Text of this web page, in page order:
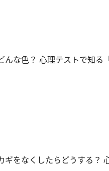
んな色？ 心理テストで知る
ギをなくしたらどうする？